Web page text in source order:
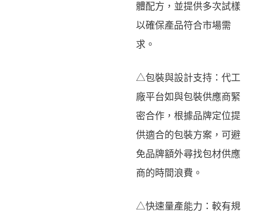
體配方，並提供多次試樣
以確保產品符合市場需
求。
△包裝與設計支持：代工
廠平台如與包裝供應商緊
密合作，根據品牌定位提
供適合的包裝方案，可避
免品牌額外尋找包材供應
商的時間浪費。
△快速量產能力：較有規